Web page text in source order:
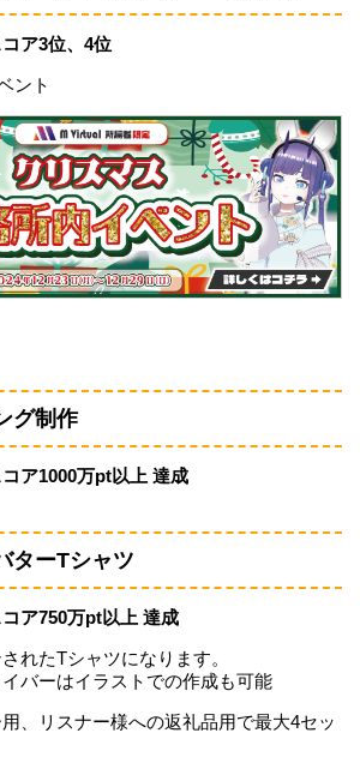
ア3位、4位
ント
グ制作
ア1000万pt以上 達成
ターTシャツ
ア750万pt以上 達成
れたTシャツになります。
バーはイラストでの作成も可能
、リスナー様への返礼品用で最大4セッ